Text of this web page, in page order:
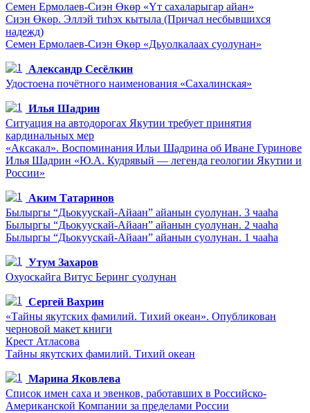
Семен Ермолаев-Сиэн Өкөр «Үт сахаларыгар айан»
Сиэн Өкөр. Эллэй тиһэх кытыла (Причал несбывшихся
надежд)
Семен Ермолаев-Сиэн Өкөр «Дьуолкалаах суолунан»
Александр Сесёлкин
Удостоена почётного наименования «Сахалинская»
Илья Шадрин
Ситуация на автодорогах Якутии требует принятия
кардинальных мер
«Аксакал». Воспоминания Ильи Шадрина об Иване Гуринове
Илья Шадрин «Ю.А. Кудрявый — легенда геологии Якутии и
России»
Аким Татаринов
Былыргы “Дьокуускай-Айаан” айанын суолунан. 3 чааһа
Былыргы “Дьокуускай-Айаан” айанын суолунан. 2 чааһа
Былыргы “Дьокуускай-Айаан” айанын суолунан. 1 чааһа
Утум Захаров
Охуоскайга Витус Беринг суолунан
Сергей Вахрин
«Тайны якутских фамилий. Тихий океан». Опубликован
черновой макет книги
Крест Атласова
Тайны якутских фамилий. Тихий океан
Марина Яковлева
Список имен саха и эвенков, работавших в Российско-
Американской Компании за пределами России